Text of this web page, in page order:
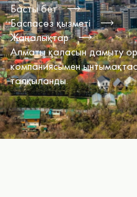
Басты бет
Баспасөз қызметі
Жаңалықтар
Алматы қаласын дамыту
компаниясымен
талқыланды.